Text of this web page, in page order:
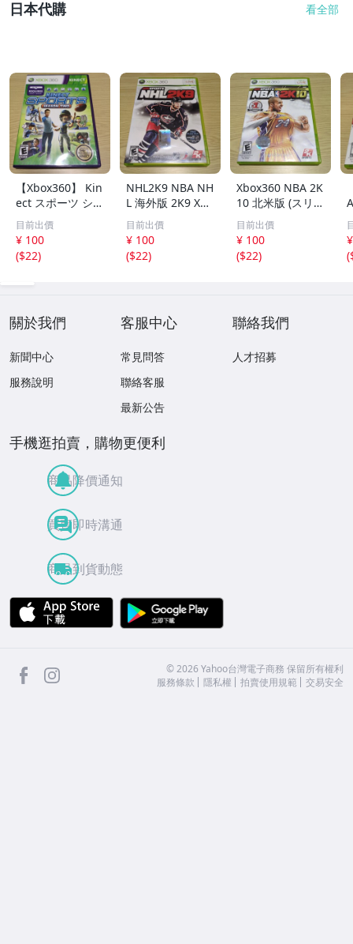
日本代購 看全部
【Xbox360】 Kin
ect スポーツ シー
ズン2 [輸入版:北
米] Kinect スポー
ツ SPORTS キネ
クト Xbox360 KI
目前出價
¥ 100
($22)
NHL2K9 NBA NH
L 海外版 2K9 Xbo
x360
目前出價
¥ 100
($22)
Xbox360 NBA 2K
10 北米版 (スリー
ブパッケージ) 2K
Sports (2009100
6) NBA XBOX360
2K9 LIVE Xbox X
目前出價
¥ 100
($22)
(
關於我們
新聞中心
服務說明
客服中心
常見問答
聯絡客服
最新公告
聯絡我們
人才招募
手機逛拍賣，購物更便利
商品降價通知
買賣即時溝通
商品到貨動態
APP Store
facebook ©2026 Yahoo台灣電子商務 保留所有權利
服務條款
隱私權 拍賣使用規範 交易安全